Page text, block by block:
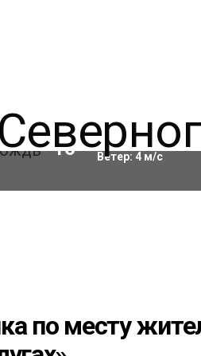
16 °C Влажность:90%
Ветер: 4м/с
по месту